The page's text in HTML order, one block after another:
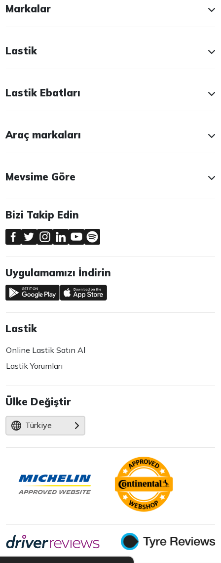
Markalar
Lastik
Lastik Ebatları
Araç markaları
Mevsime Göre
Bizi Takip Edin
Uygulamamızı İndirin
Lastik
Online Lastik Satın Al
Lastik Yorumları
Ülke Değiştir
Türkiye